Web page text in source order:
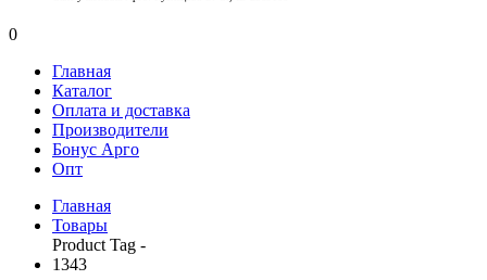
0
Главная
Каталог
Оплата и доставка
Производители
Бонус Арго
Опт
Главная
Товары
Product Tag -
1343